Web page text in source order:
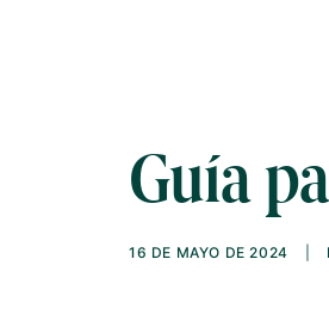
Guía
16 DE MAYO DE 2024